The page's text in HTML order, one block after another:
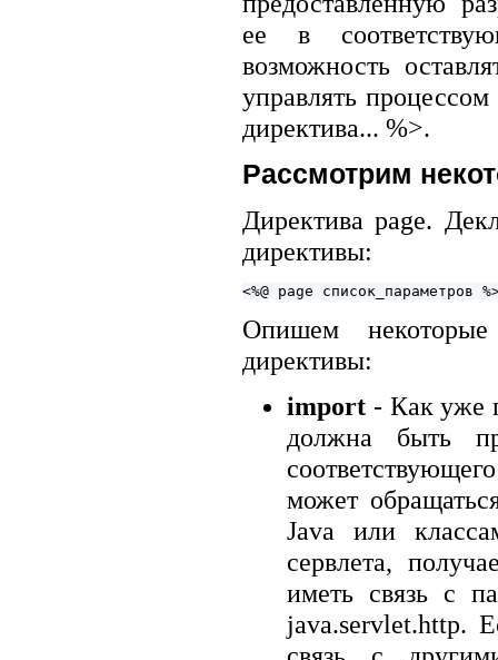
ее в
возможность
управлять
директива... %>.
Рассмотрим
Директива page.
директивы:
Опишем
директивы:
import - Как уже
должна быть
может
Java или
сервлета,
иметь связь с
java.servlet.http.